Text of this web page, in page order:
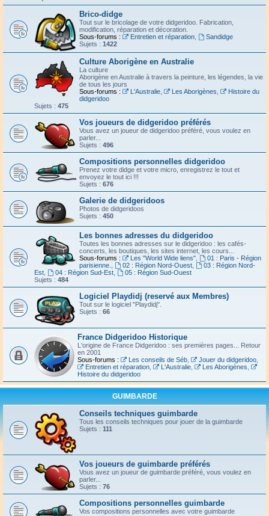
Brico-didge
Tout sur le bricolage de votre didgeridoo. Fabrication,
modification, réparation et décoration.
Sous-forums :
Entretien et réparation,
Sandidge
Sujets : 1422
Culture Aborigène en Australie
La culture
Aborigène en Australie à travers la peinture, les légendes, la vie
de tous les jours
Sous-forums :
L'Australie, Les Aborigènes
Histoire du
didgeridoo
Sujets : 475
Vos joueurs de didgeridoo préférés
Vous avez un joueur de didgeridoo préféré, vous voulez en
parler...
Sujets : 496
Compositions personnelles didgeridoo
Prenez votre didge et votre micro, enregistrez le tout et
envoyez le tout ici !!!
Sujets : 676
Galerie de didgeridoos
Photos de didgeridoos
Sujets : 450
Les bonnes adresses du didgeridoo
Toutes les bonnes adresses sur le didgeridoo : les cafés-
concerts, les boutiques, les sites internet, les cours...
Sous-forums :
Les "World Wide liens",
01 : Paris - Région
parisienne.
02 : Région Nord-Ouest,
03 : Région Nord-
Est
04 : Région Sud-Est,
05 : Région Sud-Ouest
Sujets : 484
Logiciel Playdidj (reservé aux Membres)
Tout sur le logiciel "Playdidj".
Sujets : 66
France Didgeridoo Historique
L'origine de France Didgeridoo : ses premières pages... Retour
en 2001
Sous-forums :
Les conseils de Séb, Jouer du didgeridoo,
Entretien et réparation, L'Australie, Les Aborigènes
Histoire du didgeridoo
GUIMBARDE
Conseils techniques guimbarde
Tous les conseils techniques pour jouer de la guimbarde
Sujets : 111
Vos joueurs de guimbarde préférés
Vous avez un joueur de guimbarde préféré, vous voulez en
parler...
Sujets : 76
Compositions personnelles guimbarde
Vos compositions personnelles avec votre guimbarde